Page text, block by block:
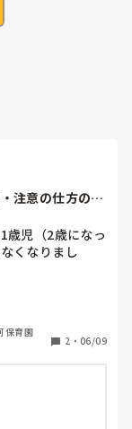
注意の仕方のア
歳児（2歳になっ
くなりまし
れるようなこと
）、保護者が
けではフォロー
くれるのでしょ
保育園
2 ・ 06/09